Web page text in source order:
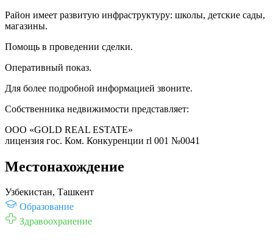
Район имеет развитую инфраструктуру: школы, детские сады,
магазины.
Помощь в проведении сделки.
Оперативный показ.
Для более подробной информацией звоните.
Собственника недвижимости представляет:
ООО «GOLD REAL ESTATE»
лицензия гос. Ком. Конкуренции rl 001 №0041
Местонахождение
Узбекистан, Ташкент
Образование
Здравоохранение